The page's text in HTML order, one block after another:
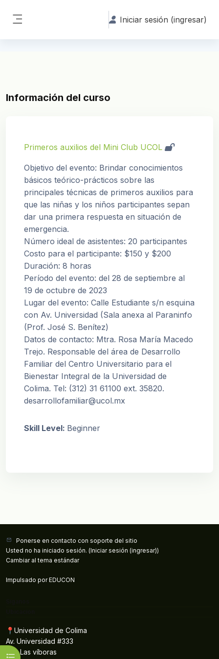
Saltar al contenido principal Iniciar sesión (ingresar)
Abrir índice del curso
Información del curso
Primeros auxilios del Mini Club UCOL
Objetivo del evento: Brindar conocimientos
básicos teórico-prácticos sobre las
principales técnicas de primeros auxilios para
que las niñas y los niños participantes sepan
dar una primera respuesta en situación de
emergencia.
Número ideal de asistentes: 20 participantes
Costo para el participante: $150 y $200
Duración: 8 horas
Período del evento: del 28 de septiembre al
19 de octubre de 2023
Lugar del evento: Calle Estudiante s/n esquina
con Av. Universidad (Sala anexa al Paraninfo
(Prof. José S. Benítez)
Datos de contacto: Mtra. Rosa María Macedo
Trejo. Responsable del área de Desarrollo
Familiar del Centro Universitario para el
Bienestar Integral de la Universidad de
Colima. Tel: (312) 31 61100 ext. 35820.
desarrollofamiliar@ucol.mx
Skill Level: Beginner
Ponerse en contacto con soporte del sitio
Usted no ha iniciado sesión. (Iniciar sesión (ingresar))
Cambiar al tema estándar
Impulsado porEDUCON
📍Universidad de Colima
Av. Universidad #333
Col. Las víboras